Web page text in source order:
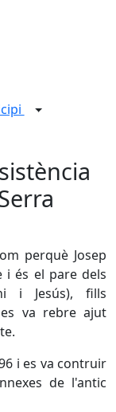
perquè Josep
i és el pare dels
i Jesús), fills
va rebre ajut
i es va contruir
de l'antic